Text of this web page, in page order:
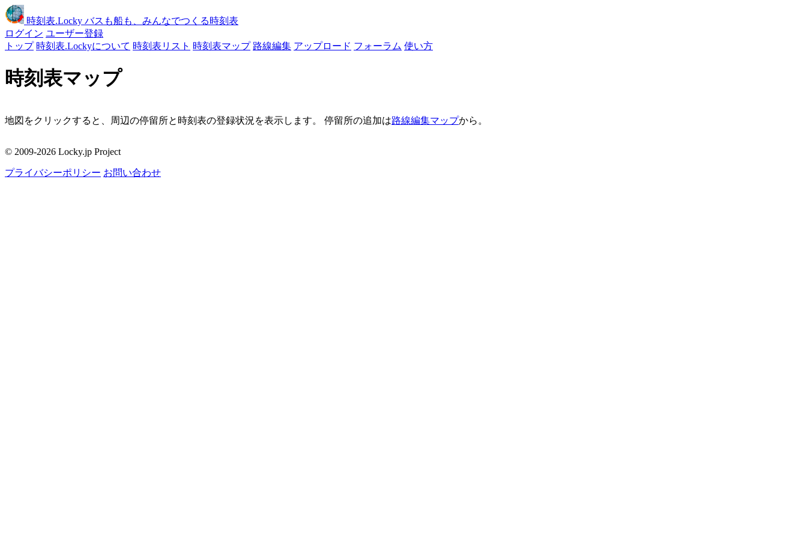
時刻表.Locky バスも船も、みんなでつくる時刻表
ログイン ユーザー登録
トップ 時刻表.Lockyについて 時刻表リスト 時刻表マップ 路線編集 アップロード フォーラム 使い方
時刻表マップ
地図をクリックすると、周辺の停留所と時刻表の登録状況を表示します。 停留所の追加は路線編集マップから。
周辺の停留所
© 2009-2026 Locky.jp Project
プライバシーポリシー お問い合わせ